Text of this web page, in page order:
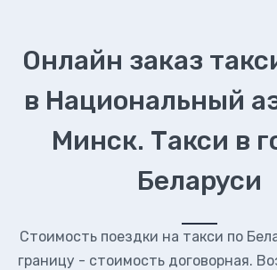
Онлайн заказ
в Национальный
Минск. Такси в
Беларуси
Стоимость поездки на такси по
границу - стоимость договорная.